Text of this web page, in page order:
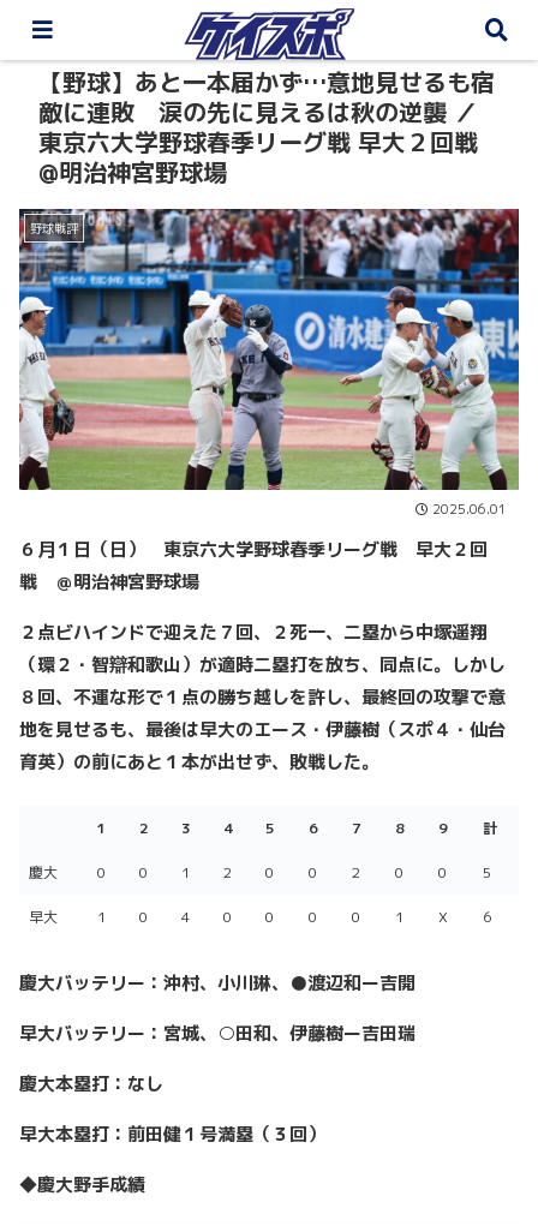
【野球】あと一本届かず…意地見せるも宿
敵に連敗 涙の先に見えるは秋の逆襲 ／
東京六大学野球春季リーグ戦 早大２回戦
@明治神宮野球場
野球戦評
2025.06.01
６月１日（日） 東京六大学野球春季リーグ戦 早大２回
戦 ＠明治神宮野球場
２点ビハインドで迎えた７回、２死一、二塁から中塚遥翔
（環２・智辯和歌山）が適時二塁打を放ち、同点に。しかし
８回、不運な形で１点の勝ち越しを許し、最終回の攻撃で意
地を見せるも、最後は早大のエース・伊藤樹（スポ４・仙台
育英）の前にあと１本が出せず、敗戦した。
1 2 3 4 5 6 7 8 9
計
慶大 0 0 1 2 0 0 2 0 0 5
早大 1 0 4 0 0 0 0 1 X 6
慶大バッテリー：沖村、小川琳、●渡辺和ー吉開
早大バッテリー：宮城、○田和、伊藤樹ー吉田瑞
慶大本塁打：なし
早大本塁打：前田健１号満塁（３回）
◆慶大野手成績